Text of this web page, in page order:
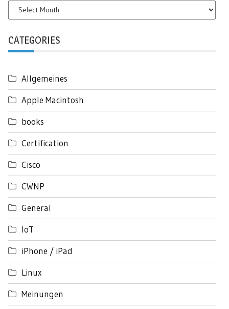
Archives
CATEGORIES
Allgemeines
Apple Macintosh
books
Certification
Cisco
CWNP
General
IoT
iPhone / iPad
Linux
Meinungen